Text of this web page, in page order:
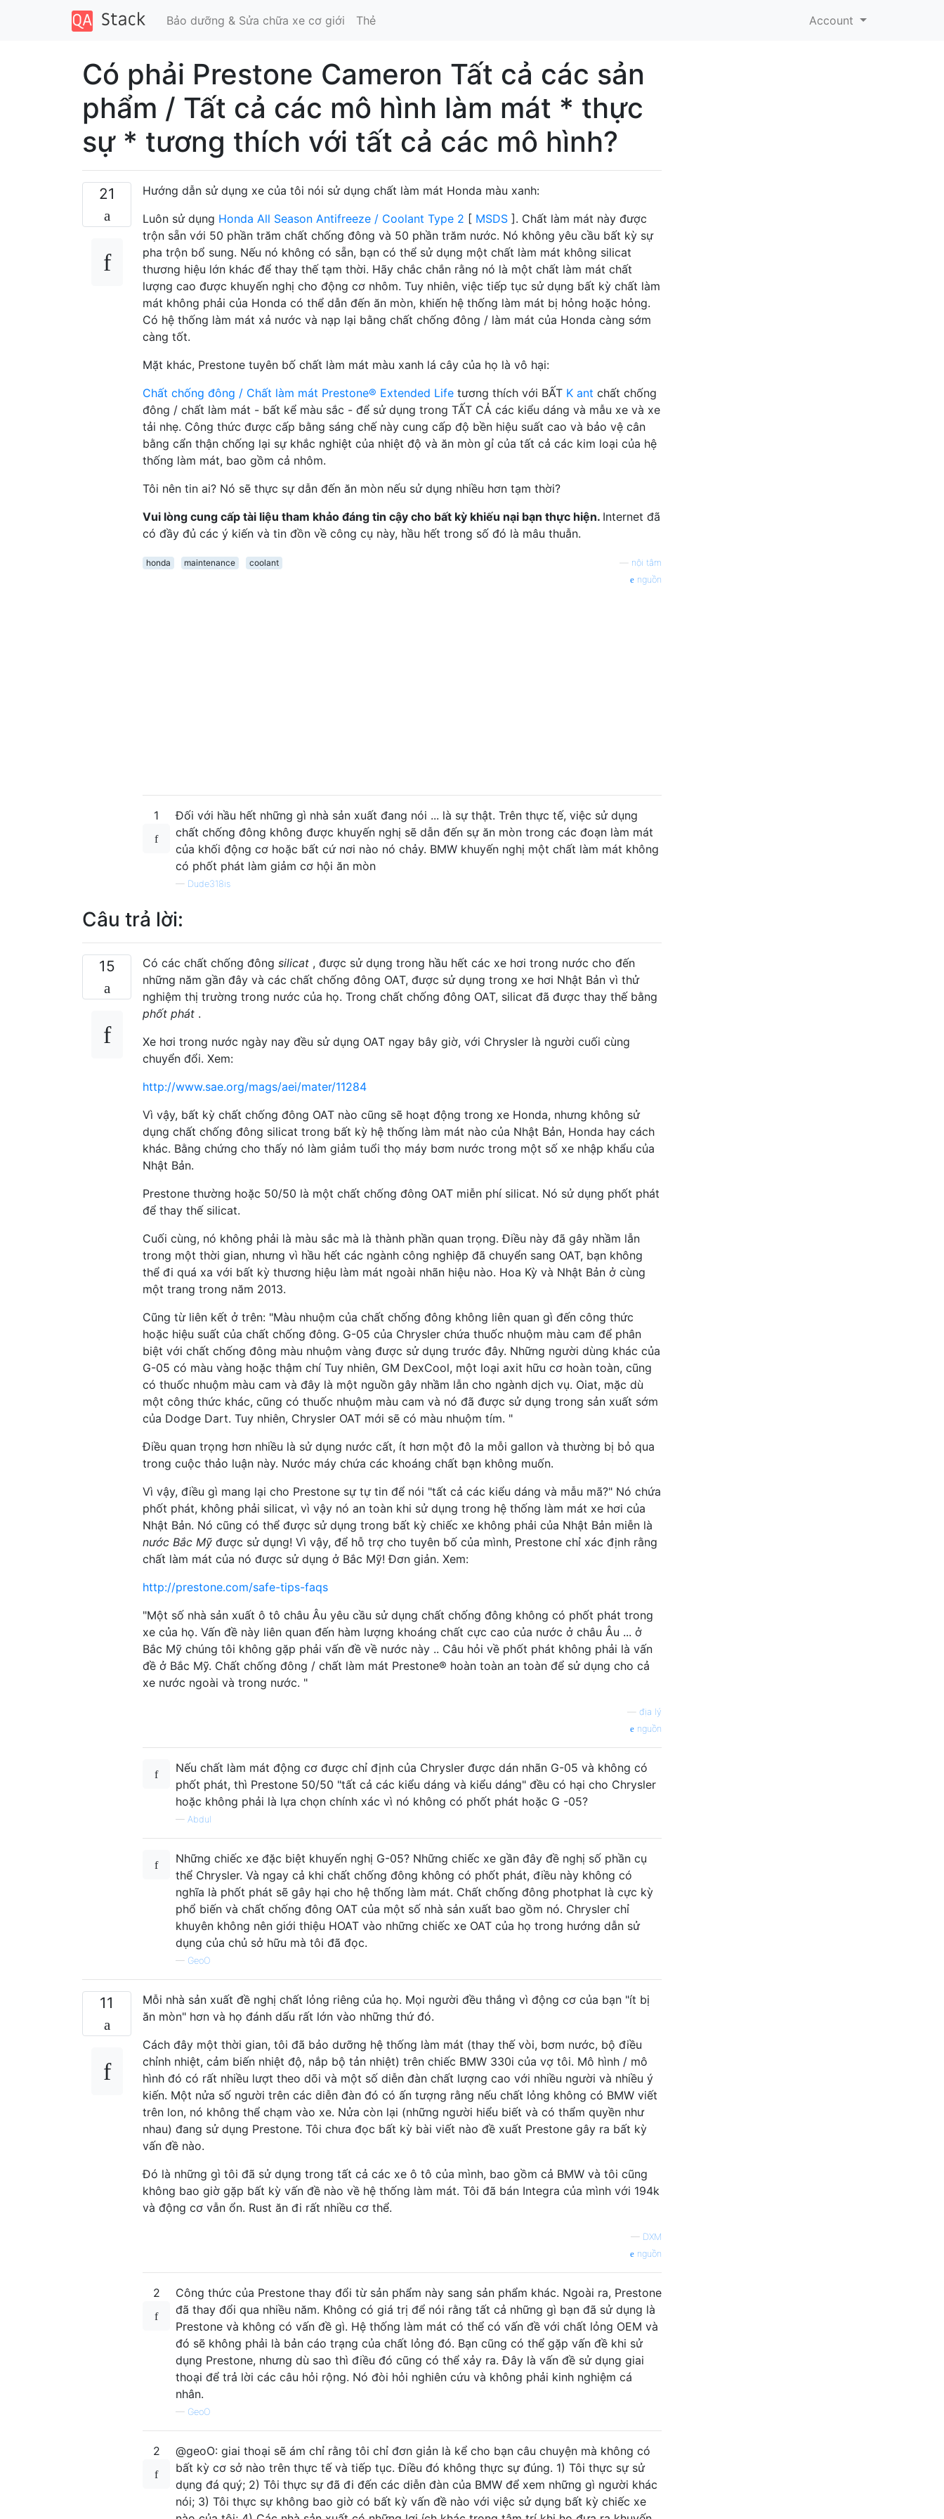
Bảo dưỡng & Sửa chữa xe cơ giới Thẻ Account
Có phải Prestone Cameron Tất cả các sản
phẩm / Tất cả các mô hình làm mát * thực
sự * tương thích với tất cả các mô hình?
21
Hướng dẫn sử dụng xe của tôi nói sử dụng chất làm mát Honda màu xanh:
Luôn sử dụng Honda All Season Antifreeze / Coolant Type 2 [ MSDS ]. Chất làm mát này được
trộn sẵn với 50 phần trăm chất chống đông và 50 phần trăm nước. Nó không yêu cầu bất kỳ sự
pha trộn bổ sung. Nếu nó không có sẵn, bạn có thể sử dụng một chất làm mát không silicat
thương hiệu lớn khác để thay thế tạm thời. Hãy chắc chắn rằng nó là một chất làm mát chất
lượng cao được khuyến nghị cho động cơ nhôm. Tuy nhiên, việc tiếp tục sử dụng bất kỳ chất làm
mát không phải của Honda có thể dẫn đến ăn mòn, khiến hệ thống làm mát bị hỏng hoặc hỏng.
Có hệ thống làm mát xả nước và nạp lại bằng chất chống đông / làm mát của Honda càng sớm
càng tốt.
Mặt khác, Prestone tuyên bố chất làm mát màu xanh lá cây của họ là vô hại:
Chất chống đông / Chất làm mát Prestone® Extended Life tương thích với BẤT K ant chất chống
đông / chất làm mát - bất kể màu sắc - để sử dụng trong TẤT CẢ các kiểu dáng và mẫu xe và xe
tải nhẹ. Công thức được cấp bằng sáng chế này cung cấp độ bền hiệu suất cao và bảo vệ cân
bằng cẩn thận chống lại sự khắc nghiệt của nhiệt độ và ăn mòn gỉ của tất cả các kim loại của hệ
thống làm mát, bao gồm cả nhôm.
Tôi nên tin ai? Nó sẽ thực sự dẫn đến ăn mòn nếu sử dụng nhiều hơn tạm thời?
Vui lòng cung cấp tài liệu tham khảo đáng tin cậy cho bất kỳ khiếu nại bạn thực hiện. Internet đã
có đầy đủ các ý kiến ​​và tin đồn về công cụ này, hầu hết trong số đó là mâu thuẫn.
honda maintenance coolant
nội tâm
nguồn
1
Đối với hầu hết những gì nhà sản xuất đang nói ... là sự thật. Trên thực tế, việc sử dụng
chất chống đông không được khuyến nghị sẽ dẫn đến sự ăn mòn trong các đoạn làm mát
của khối động cơ hoặc bất cứ nơi nào nó chảy. BMW khuyến nghị một chất làm mát không
có phốt phát làm giảm cơ hội ăn mòn
— Dude318is
Câu trả lời:
15 Có các chất chống đông silicat , được sử dụng trong hầu hết các xe hơi trong nước cho đến
những năm gần đây và các chất chống đông OAT, được sử dụng trong xe hơi Nhật Bản vì thử
nghiệm thị trường trong nước của họ. Trong chất chống đông OAT, silicat đã được thay thế bằng
phốt phát .
Xe hơi trong nước ngày nay đều sử dụng OAT ngay bây giờ, với Chrysler là người cuối cùng
chuyển đổi. Xem:
http://www.sae.org/mags/aei/mater/11284
Vì vậy, bất kỳ chất chống đông OAT nào cũng sẽ hoạt động trong xe Honda, nhưng không sử
dụng chất chống đông silicat trong bất kỳ hệ thống làm mát nào của Nhật Bản, Honda hay cách
khác. Bằng chứng cho thấy nó làm giảm tuổi thọ máy bơm nước trong một số xe nhập khẩu của
Nhật Bản.
Prestone thường hoặc 50/50 là một chất chống đông OAT miễn phí silicat. Nó sử dụng phốt phát
để thay thế silicat.
Cuối cùng, nó không phải là màu sắc mà là thành phần quan trọng. Điều này đã gây nhầm lẫn
trong một thời gian, nhưng vì hầu hết các ngành công nghiệp đã chuyển sang OAT, bạn không
thể đi quá xa với bất kỳ thương hiệu làm mát ngoài nhãn hiệu nào. Hoa Kỳ và Nhật Bản ở cùng
một trang trong năm 2013.
Cũng từ liên kết ở trên: "Màu nhuộm của chất chống đông không liên quan gì đến công thức
hoặc hiệu suất của chất chống đông. G-05 của Chrysler chứa thuốc nhuộm màu cam để phân
biệt với chất chống đông màu nhuộm vàng được sử dụng trước đây. Những người dùng khác của
G-05 có màu vàng hoặc thậm chí Tuy nhiên, GM DexCool, một loại axit hữu cơ hoàn toàn, cũng
có thuốc nhuộm màu cam và đây là một nguồn gây nhầm lẫn cho ngành dịch vụ. Oiat, mặc dù
một công thức khác, cũng có thuốc nhuộm màu cam và nó đã được sử dụng trong sản xuất sớm
của Dodge Dart. Tuy nhiên, Chrysler OAT mới sẽ có màu nhuộm tím. "
Điều quan trọng hơn nhiều là sử dụng nước cất, ít hơn một đô la mỗi gallon và thường bị bỏ qua
trong cuộc thảo luận này. Nước máy chứa các khoáng chất bạn không muốn.
Vì vậy, điều gì mang lại cho Prestone sự tự tin để nói "tất cả các kiểu dáng và mẫu mã?" Nó chứa
phốt phát, không phải silicat, vì vậy nó an toàn khi sử dụng trong hệ thống làm mát xe hơi của
Nhật Bản. Nó cũng có thể được sử dụng trong bất kỳ chiếc xe không phải của Nhật Bản miễn là
nước Bắc Mỹ được sử dụng! Vì vậy, để hỗ trợ cho tuyên bố của mình, Prestone chỉ xác định rằng
chất làm mát của nó được sử dụng ở Bắc Mỹ! Đơn giản. Xem:
http://prestone.com/safe-tips-faqs
"Một số nhà sản xuất ô tô châu Âu yêu cầu sử dụng chất chống đông không có phốt phát trong
xe của họ. Vấn đề này liên quan đến hàm lượng khoáng chất cực cao của nước ở châu Âu ... ở
Bắc Mỹ chúng tôi không gặp phải vấn đề về nước này .. Câu hỏi về phốt phát không phải là vấn
đề ở Bắc Mỹ. Chất chống đông / chất làm mát Prestone® hoàn toàn an toàn để sử dụng cho cả
xe nước ngoài và trong nước. "
địa lý
nguồn
Nếu chất làm mát động cơ được chỉ định của Chrysler được dán nhãn G-05 và không có
phốt phát, thì Prestone 50/50 "tất cả các kiểu dáng và kiểu dáng" đều có hại cho Chrysler
hoặc không phải là lựa chọn chính xác vì nó không có phốt phát hoặc G -05?
— Abdul
Những chiếc xe đặc biệt khuyến nghị G-05? Những chiếc xe gần đây đề nghị số phần cụ
thể Chrysler. Và ngay cả khi chất chống đông không có phốt phát, điều này không có
nghĩa là phốt phát sẽ gây hại cho hệ thống làm mát. Chất chống đông photphat là cực kỳ
phổ biến và chất chống đông OAT của một số nhà sản xuất bao gồm nó. Chrysler chỉ
khuyên không nên giới thiệu HOAT vào những chiếc xe OAT của họ trong hướng dẫn sử
dụng của chủ sở hữu mà tôi đã đọc.
— GeoO
11
Mỗi nhà sản xuất đề nghị chất lỏng riêng của họ. Mọi người đều thắng vì động cơ của bạn "ít bị
ăn mòn" hơn và họ đánh dấu rất lớn vào những thứ đó.
Cách đây một thời gian, tôi đã bảo dưỡng hệ thống làm mát (thay thế vòi, bơm nước, bộ điều
chỉnh nhiệt, cảm biến nhiệt độ, nắp bộ tản nhiệt) trên chiếc BMW 330i của vợ tôi. Mô hình / mô
hình đó có rất nhiều lượt theo dõi và một số diễn đàn chất lượng cao với nhiều người và nhiều ý
kiến. Một nửa số người trên các diễn đàn đó có ấn tượng rằng nếu chất lỏng không có BMW viết
trên lon, nó không thể chạm vào xe. Nửa còn lại (những người hiểu biết và có thẩm quyền như
nhau) đang sử dụng Prestone. Tôi chưa đọc bất kỳ bài viết nào đề xuất Prestone gây ra bất kỳ
vấn đề nào.
Đó là những gì tôi đã sử dụng trong tất cả các xe ô tô của mình, bao gồm cả BMW và tôi cũng
không bao giờ gặp bất kỳ vấn đề nào về hệ thống làm mát. Tôi đã bán Integra của mình với 194k
và động cơ vẫn ổn. Rust ăn đi rất nhiều cơ thể.
— DXM
nguồn
2
Công thức của Prestone thay đổi từ sản phẩm này sang sản phẩm khác. Ngoài ra, Prestone
đã thay đổi qua nhiều năm. Không có giá trị để nói rằng tất cả những gì bạn đã sử dụng là
Prestone và không có vấn đề gì. Hệ thống làm mát có thể có vấn đề với chất lỏng OEM và
đó sẽ không phải là bản cáo trạng của chất lỏng đó. Bạn cũng có thể gặp vấn đề khi sử
dụng Prestone, nhưng dù sao thì điều đó cũng có thể xảy ra. Đây là vấn đề sử dụng giai
thoại để trả lời các câu hỏi rộng. Nó đòi hỏi nghiên cứu và không phải kinh nghiệm cá
nhân.
— GeoO
2
@geoO: giai thoại sẽ ám chỉ rằng tôi chỉ đơn giản là kể cho bạn câu chuyện mà không có
bất kỳ cơ sở nào trên thực tế và tiếp tục. Điều đó không thực sự đúng. 1) Tôi thực sự sử
dụng đá quý; 2) Tôi thực sự đã đi đến các diễn đàn của BMW để xem những gì người khác
nói; 3) Tôi thực sự không bao giờ có bất kỳ vấn đề nào với việc sử dụng bất kỳ chiếc xe